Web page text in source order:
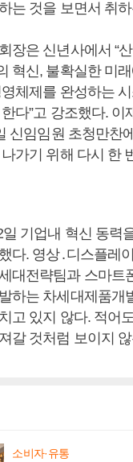
는 것을 보면서 취
장은 신년사에서 “
혁신, 불확실한 미래
체제를 완성하는
다”고 강조했다. 이
신임임원 초청만찬
가기 위해 다시 한
기업내 혁신 동력
다. 영상․디스플레
대전략팀과 스마트
하는 차세대제품개
고 있지 않다. 적어
갈 것처럼 보이지
소비자·유통